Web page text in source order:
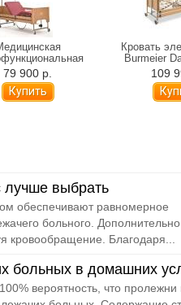
MET TERNA с
79 900 р.
Кровать
Burmeier
109
лучше выбрать
обеспечивают равномерное
больного.
кровообращение. Благодаря...
больных в домашних
вероятность, что пролежни